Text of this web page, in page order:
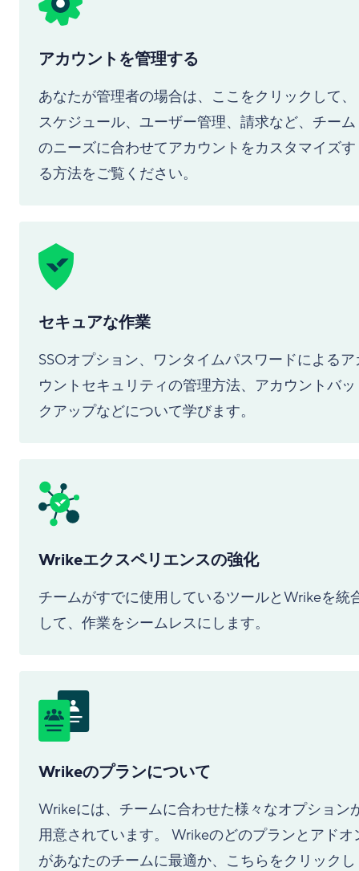
アカウントを管理する
あなたが管理者の場合は、ここをクリックして、
スケジュール、ユーザー管理、請求など、チーム
のニーズに合わせてアカウントをカスタマイズす
る方法をご覧ください。
セキュアな作業
SSOオプション、ワンタイムパスワードによるア
ウントセキュリティの管理方法、アカウントバッ
クアップなどについて学びます。
Wrikeエクスペリエンスの強化
チームがすでに使用しているツールとWrikeを統
して、作業をシームレスにします。
Wrikeのプランについて
Wrikeには、チームに合わせた様々なオプション
用意されています。 Wrikeのどのプランとアドオ
があなたのチームに最適か、こちらをクリックし